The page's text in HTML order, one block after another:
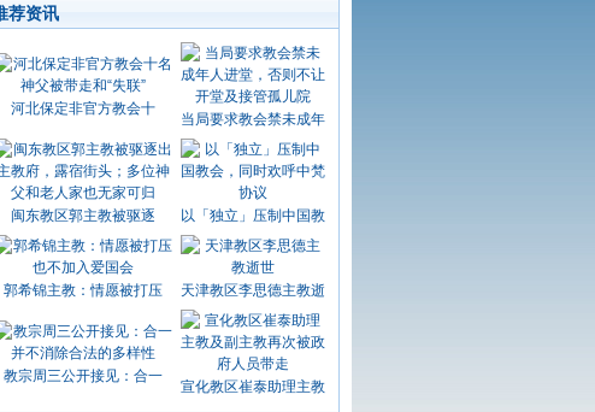
荐资讯
河北保定非官方教会十
当局要求教会禁未成年
闽东教区郭主教被驱逐 以「独立」压制中国教
郭希锦主教：情愿被打压 天津教区李思德主教逝
教宗周三公开接见：合一
宣化教区崔泰助理主教